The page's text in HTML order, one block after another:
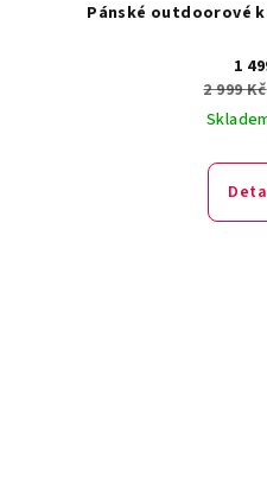
Pánské outdoorové
1
2 999 Kč